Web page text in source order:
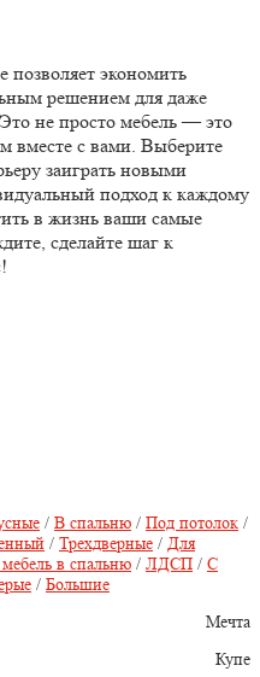
позволяет экономить
решением для даже
не просто мебель — это
вместе с вами. Выберите
заиграть новыми
подход к каждому
в жизнь ваши самые
сделайте шаг к
/ В спальню / Под потолок /
/ Трехдверные / Для
в спальню / ЛДСП / С
/ Большие
Мечта
Купе